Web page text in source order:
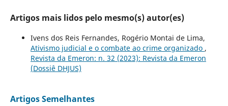
Artigos mais lidos pelo mesmo(s) autor(es)
Ivens dos Reis Fernandes, Rogério Montai de Lima,
Ativismo judicial e o combate ao crime organizado ,
Revista da Emeron: n. 32 (2023): Revista da Emeron
(Dossiê DHJUS)
Artigos Semelhantes